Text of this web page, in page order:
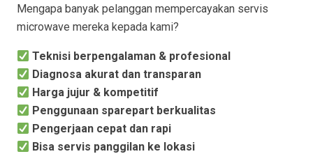
Mengapa banyak pelanggan mempercayakan servis
microwave mereka kepada kami?
Teknisi berpengalaman & profesional
Diagnosa akurat dan transparan
Harga jujur & kompetitif
Penggunaan sparepart berkualitas
Pengerjaan cepat dan rapi
Bisa servis panggilan ke lokasi